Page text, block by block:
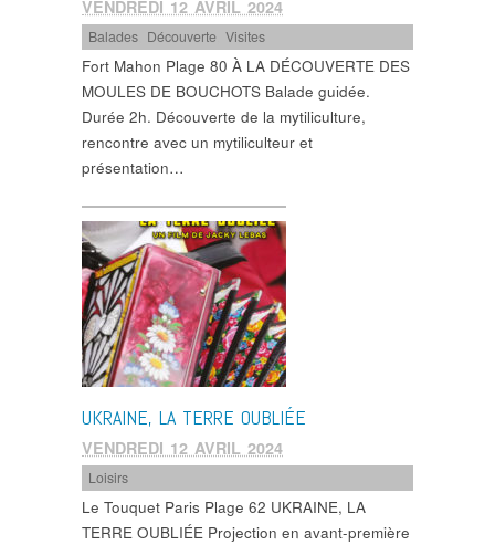
VENDREDI 12 AVRIL 2024
Balades Découverte ,Visites
Fort Mahon Plage 80 À LA DÉCOUVERTE DES
MOULES DE BOUCHOTS Balade guidée.
Durée 2h. Découverte de la mytiliculture,
rencontre avec un mytiliculteur et
présentation…
UKRAINE, LA TERRE OUBLIÉE
VENDREDI 12 AVRIL 2024
Loisirs
Le Touquet Paris Plage 62 UKRAINE, LA
TERRE OUBLIÉE Projection en avant-première